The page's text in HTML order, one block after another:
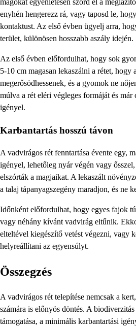
magokat egyenletesen szórd el a
enyhén hengerezz rá, vagy taposd le,
kontaktust. Az első évben ügyelj arra,
terület, különösen hosszabb aszály idején.
Az első évben előfordulhat, hogy sok
5-10 cm magasan lekaszálni a rétet, hogy
megerősödhessenek, és a gyomok ne
múlva a rét eléri végleges formáját és
igényel.
Karbantartás hosszú távon
A vadvirágos rét fenntartása évente egy,
igényel, lehetőleg nyár végén vagy
elszórták a magjaikat. A lekaszált
a talaj tápanyagszegény maradjon, és ne
Időnként előfordulhat, hogy egyes fajok
vagy néhány kívánt vadvirág eltűnik.
elteltével kiegészítő vetést végezni, vagy
helyreállítani az egyensúlyt.
Összegzés
A vadvirágos rét telepítése nemcsak a
számára is előnyös döntés. A
támogatása, a minimális karbantartási